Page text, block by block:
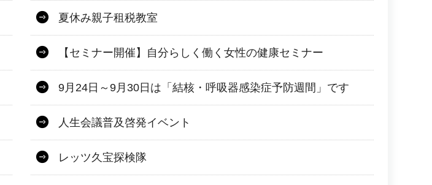
夏休み親子租税教室
【セミナー開催】自分らしく働く女性の健康セミナー
9月24日～9月30日は「結核・呼吸器感染症予防週間」です
人生会議普及啓発イベント
レッツ久宝探検隊